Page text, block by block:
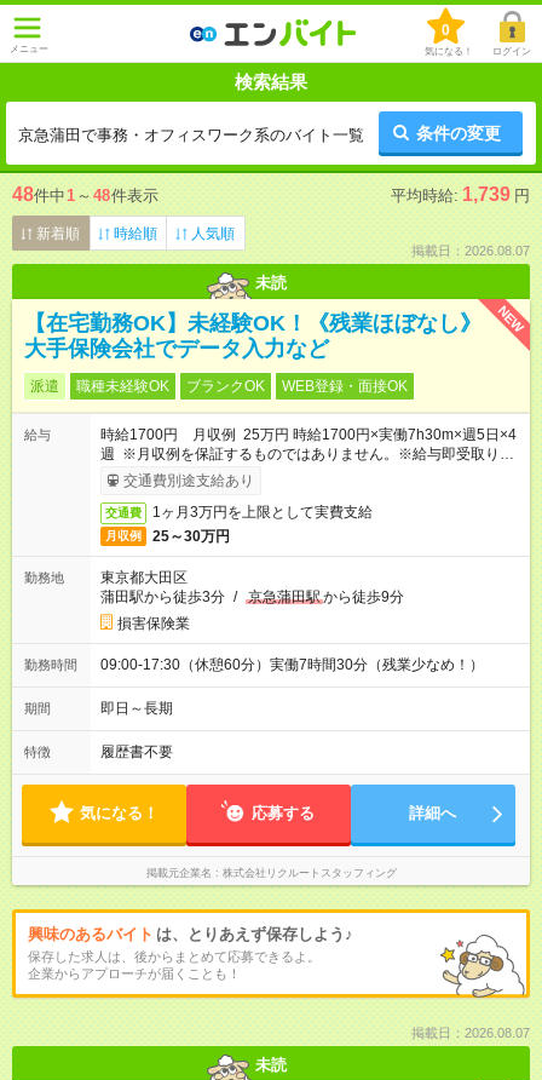
メニュー
0
気になる！ ログイン
検索結果
京急蒲田で事務・オフィスワーク系のバイト一覧 条件の変更
48件中1 ～ 48件表示 平均時給: 1,739 円
新着順 時給順 人気順
掲載日：2026.08.07
未読
NEW
【在宅勤務OK】未経験OK！《残業ほぼなし》
大手保険会社でデータ入力など
派遣 職種未経験OK ブランクOK WEB登録・面接OK
給与
時給1700円 月収例 25万円 時給1700円×実働7h30m×週5日×4
週 ※月収例を保証するものではありません。※給与即受取りサ
ービス利用可（利用条件有）
交通費別途支給あり
交通費 1ヶ月3万円を上限として実費支給
月収例 25～30万円
勤務地
東京都大田区
蒲田駅から徒歩3分 / 京急蒲田駅から徒歩9分
損害保険業
勤務時間 09:00-17:30（休憩60分）実働7時間30分（残業少なめ！）
期間 即日～長期
特徴 履歴書不要
気になる！ 応募する 詳細へ
掲載元企業名 株式会社リクルートスタッフィング
興味のあるバイト は、とりあえず保存しよう♪
保存した求人は、後からまとめて応募できるよ。
企業からアプローチが届くことも！
掲載日：2026.08.07
未読